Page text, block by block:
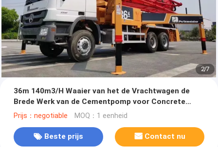
2/7
36m 140m3/H Waaier van het de Vrachtwagen de
Brede Werk van de Cementpomp voor Concrete
Transmissie
Prijs：negotiable MOQ：1 eenheid
Beste prijs Contact nu